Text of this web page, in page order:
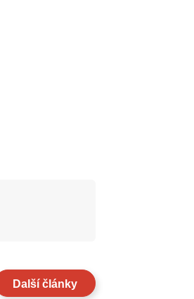
Další články